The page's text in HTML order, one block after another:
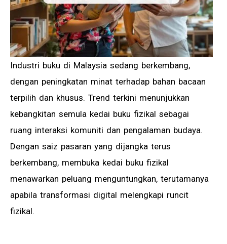
Industri buku di Malaysia sedang berkembang,
dengan peningkatan minat terhadap bahan bacaan
terpilih dan khusus. Trend terkini menunjukkan
kebangkitan semula kedai buku fizikal sebagai
ruang interaksi komuniti dan pengalaman budaya.
Dengan saiz pasaran yang dijangka terus
berkembang, membuka kedai buku fizikal
menawarkan peluang menguntungkan, terutamanya
apabila transformasi digital melengkapi runcit
fizikal.